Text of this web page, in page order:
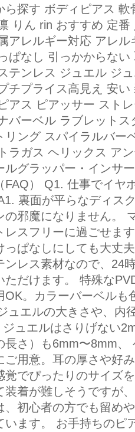
ら探す ボディピアス
りん rin おすすめ 定
アレルギー対応 アレ
ぱなし 引っかからな
テンレス ジュエル ジ
チプライス高見え 安
アス ピアッサー スト
バーベル ラブレット
リング スパイラルバー
ラガス ヘリックス ア
グラッパー・インサ
FAQ） Q1. 仕事でイヤ
裏面が平らなディス
の邪魔になりません。
レスフリーに過ごせま
っぱなしにしても大丈
ンレス素材なので、24
ただけます。 特殊な
OK。カラーバーベルも
ュエルの大きさや、内
ュエルはさりげない
長さ）も6mm〜8mm
ご用意。耳の厚さや好
覚でぴったりのサイズ
装着が難しそうですが
、初心者の方でも留め
います。 お手持ちのピ